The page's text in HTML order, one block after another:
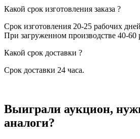
Какой срок изготовления заказа ?
Срок изготовления 20-25 рабочих
При загруженном производстве 40-60
Какой срок доставки ?
Срок доставки 24 часа.
Выиграли аукцион,
аналоги?